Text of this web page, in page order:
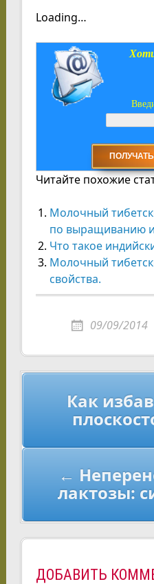
Loading…
Читайте похожие
Молочный
по выращиванию
Что такое
Молочный
свойства.
09/09/2014
Навигация
записям
Как
←
лактозы:
ДОБАВИТЬ